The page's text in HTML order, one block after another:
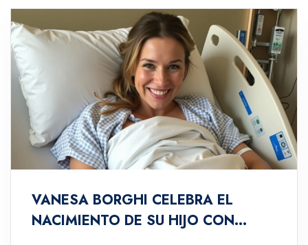
VANESA BORGHI CELEBRA EL
NACIMIENTO DE SU HIJO CON